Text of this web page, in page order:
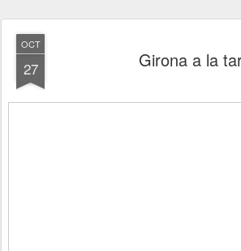
OCT
27 Girona a la